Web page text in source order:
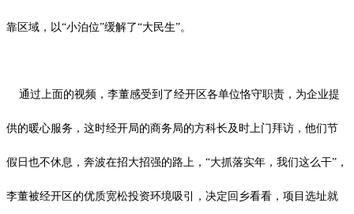
靠区域，以“小泊位”缓解了“大民生”。
通过上面的视频，李董感受到了经开区各单位恪守职责，为企业提
供的暖心服务，这时经开局的商务局的方科长及时上门拜访，他们节
假日也不休息，奔波在招大招强的路上，“大抓落实年，我们这么干”，
李董被经开区的优质宽松投资环境吸引，决定回乡看看，项目选址就